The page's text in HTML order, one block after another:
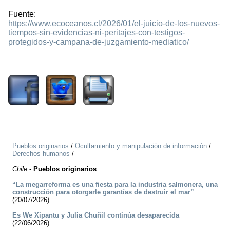
Fuente:
https://www.ecoceanos.cl/2026/01/el-juicio-de-los-nuevos-
tiempos-sin-evidencias-ni-peritajes-con-testigos-
protegidos-y-campana-de-juzgamiento-mediatico/
Pueblos originarios / Ocultamiento y manipulación de información /
Derechos humanos /
Chile - Pueblos originarios
“La megarreforma es una fiesta para la industria salmonera, una
construcción para otorgarle garantías de destruir el mar”
(20/07/2026)
Es We Xipantu y Julia Chuñil continúa desaparecida
(22/06/2026)